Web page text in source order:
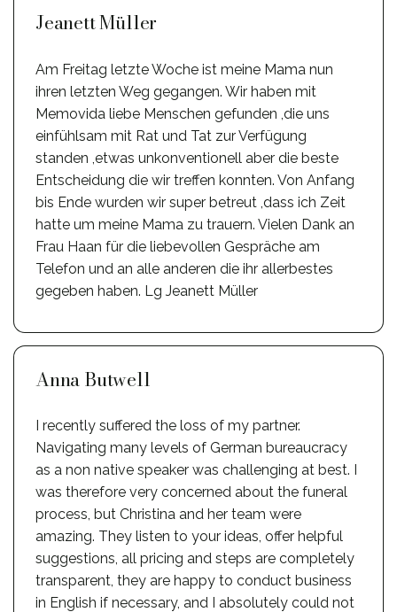
Jeanett Müller
Am Freitag letzte Woche ist meine Mama nun
ihren letzten Weg gegangen. Wir haben mit
Memovida liebe Menschen gefunden ,die uns
einfühlsam mit Rat und Tat zur Verfügung
standen ,etwas unkonventionell aber die beste
Entscheidung die wir treffen konnten. Von Anfang
bis Ende wurden wir super betreut ,dass ich Zeit
hatte um meine Mama zu trauern. Vielen Dank an
Frau Haan für die liebevollen Gespräche am
Telefon und an alle anderen die ihr allerbestes
gegeben haben. Lg Jeanett Müller
Anna Butwell
I recently suffered the loss of my partner.
Navigating many levels of German bureaucracy
as a non native speaker was challenging at best. I
was therefore very concerned about the funeral
process, but Christina and her team were
amazing. They listen to your ideas, offer helpful
suggestions, all pricing and steps are completely
transparent, they are happy to conduct business
in English if necessary, and I absolutely could not